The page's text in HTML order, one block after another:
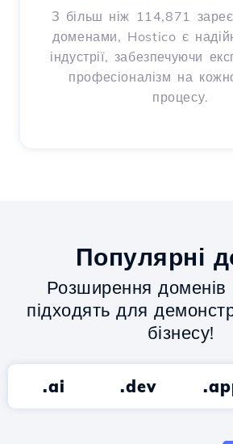
З більш ніж 114,871
доменами, Hostico є
індустрії, забезпечуючи
професіоналізм на
процесу.
Популярні
Розширення доменів
підходять для
бізнесу!
.ai .dev